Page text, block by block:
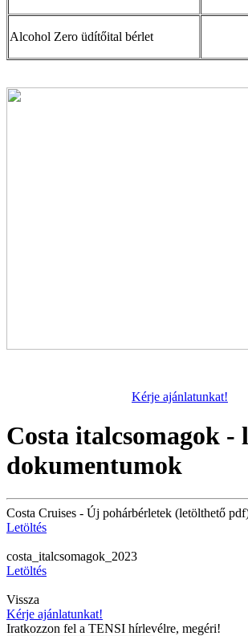
Alcohol Zero üdítőital bérlet
Kérje ajánlatunkat!
Costa italcsomagok -
dokumentumok
Costa Cruises - Új pohárbérletek (letölthető
Letöltés
costa_italcsomagok_2023
Letöltés
Vissza
Kérje ajánlatunkat!
Iratkozzon fel a TENSI hírlevélre, megéri!